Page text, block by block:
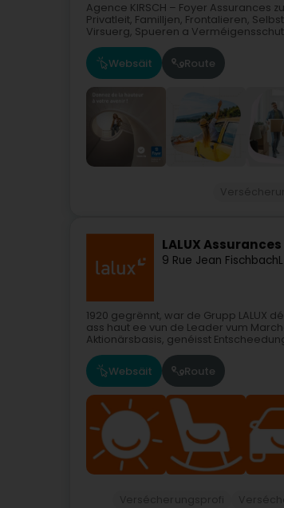
Agence KIRSCH – Foyer Assurances
Privatleit, Familljen, Frontalieren,
Virsuerg, Spueren a
Websäit Route
LALUX
9 Rue Jean Fischbach
1920 gegrënnt, war de Grupp LALUX
ass haut ee vun de Leader vum
Aktionärsbasis, genéisst
Websäit Route